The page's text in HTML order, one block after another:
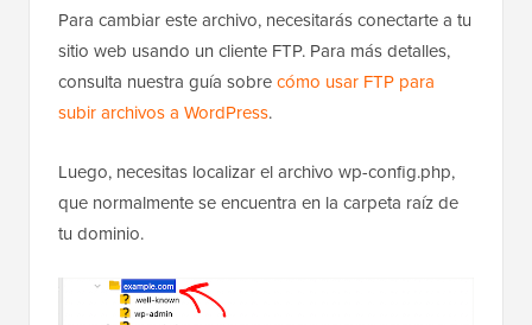
Para cambiar este archivo, necesitarás conectarte a tu
sitio web usando un cliente FTP. Para más detalles,
consulta nuestra guía sobrecómo usar FTP para
subir archivos a WordPress.
Luego, necesitas localizar el archivo wp-config.php,
que normalmente se encuentra en la carpeta raíz de
tu dominio.